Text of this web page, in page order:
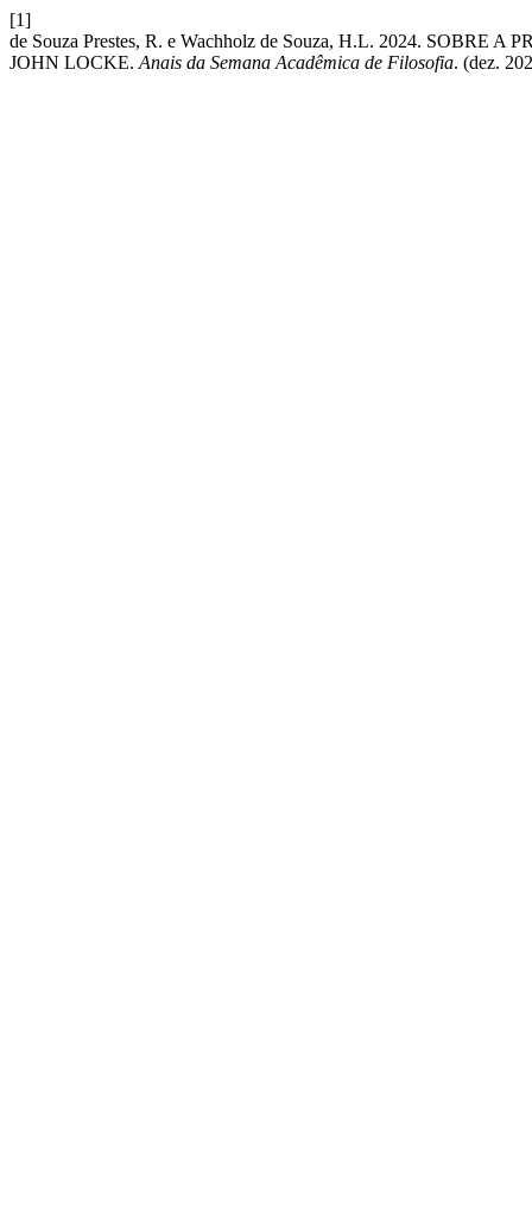
[1]
de Souza Prestes, R. e Wachholz de Souza, H.L. 2024. SOBRE
JOHN LOCKE. Anais da Semana Acadêmica de Filosofia. (dez.